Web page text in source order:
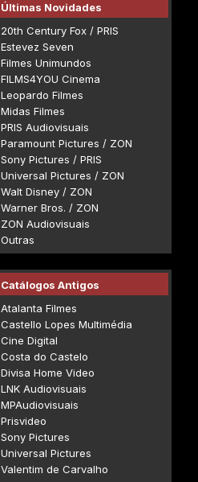
Últimas Novidades
20th Century Fox / PRIS
Estevez Seven
Filmes Unimundos
FILMS4YOU Cinema
Leopardo Filmes
Midas Filmes
PRIS Audiovisuais
Paramount Pictures / ZON
Sony Pictures / PRIS
Universal Pictures / ZON
Walt Disney / ZON
Warner Bros. / ZON
ZON Audiovisuais
Outras
Catálogos Antigos
Atalanta Filmes
Castello Lopes Multimédia
Cine Digital
Costa do Castelo
Divisa Home Video
LNK Audiovisuais
MPAudiovisuais
Prisvideo
Sony Pictures
Universal Pictures
Valentim de Carvalho